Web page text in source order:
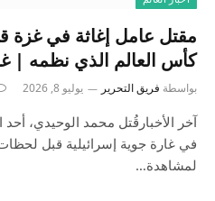
مقتل عامل إغاثة في
كأس العالم الذي نظمه |
بواسطة فريق التحرير يوليو 8, 2026
آخر الأخبارقُتل محمد الوحيدي،
في غارة جوية إسرائيلية قبل
لمشاهدة…